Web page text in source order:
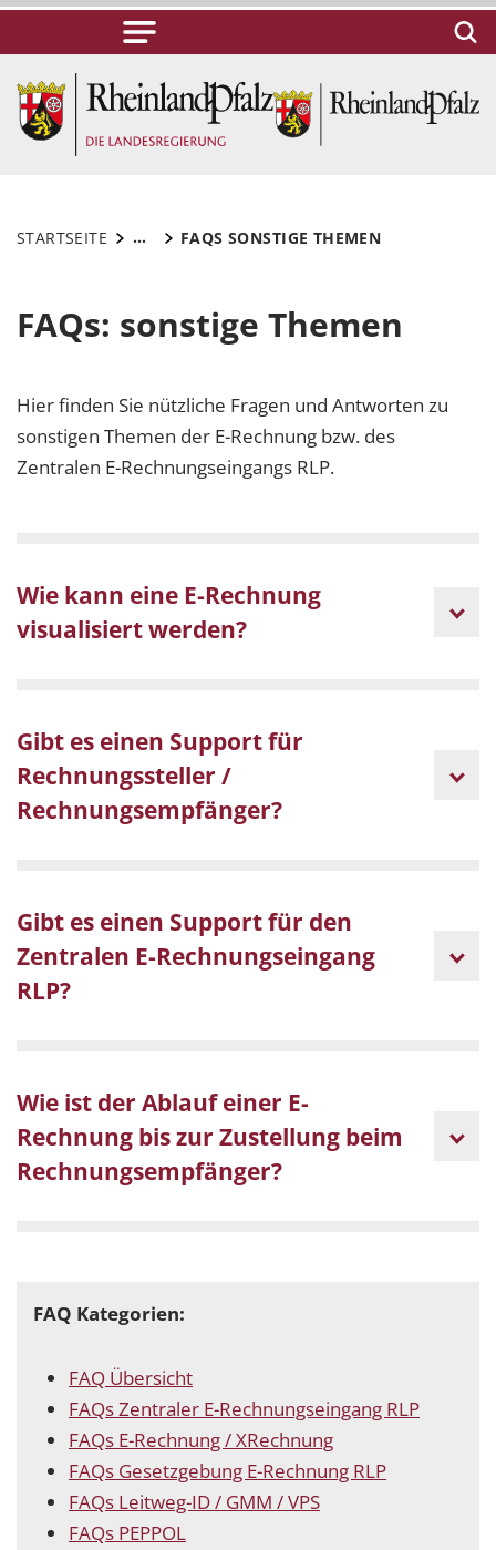
STARTSEITE ... FAQS SONSTIGE THEMEN
FAQs: sonstige Themen
Hier finden Sie nützliche Fragen und Antworten zu
sonstigen Themen der E-Rechnung bzw. des
Zentralen E-Rechnungseingangs RLP.
Wie kann eine E-Rechnung
visualisiert werden?
Gibt es einen Support für
Rechnungssteller /
Rechnungsempfänger?
Gibt es einen Support für den
Zentralen E-Rechnungseingang
RLP?
Wie ist der Ablauf einer E-
Rechnung bis zur Zustellung beim
Rechnungsempfänger?
FAQ Kategorien:
FAQ Übersicht
FAQs Zentraler E-Rechnungseingang RLP
FAQs E-Rechnung / XRechnung
FAQs Gesetzgebung E-Rechnung RLP
FAQs Leitweg-ID / GMM / VPS
FAQs PEPPOL